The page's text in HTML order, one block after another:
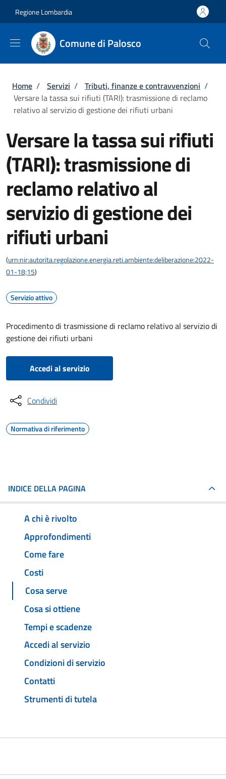
Regione Lombardia
Comune di Palosco
Briciole di pane
Home / Servizi / Tributi, finanze e contravvenzioni /
Versare la tassa sui rifiuti (TARI): trasmissione di reclamo
relativo al servizio di gestione dei rifiuti urbani
Versare la tassa sui rifiuti
(TARI): trasmissione di
reclamo relativo al
servizio di gestione dei
rifiuti urbani
(urn:nir:autorita.regolazione.energia.reti.ambiente:deliberazione:2022-
01-18;15)
Servizio attivo
Procedimento di trasmissione di reclamo relativo al servizio di
gestione dei rifiuti urbani
Accedi al servizio
Condividi
Normativa di riferimento
INDICE DELLA PAGINA
A chi è rivolto
Approfondimenti
Come fare
Costi
Cosa serve
Cosa si ottiene
Tempi e scadenze
Accedi al servizio
Condizioni di servizio
Contatti
Strumenti di tutela